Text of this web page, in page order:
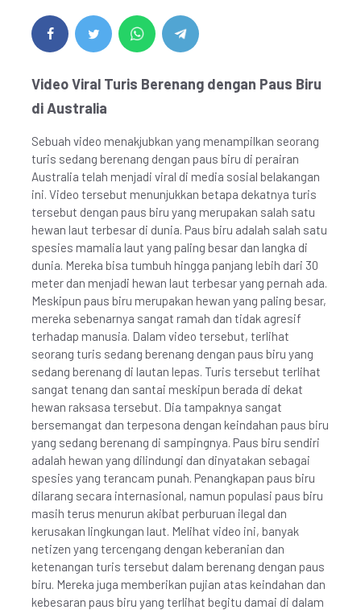
Video Viral Turis Berenang dengan Paus Biru
di Australia
Sebuah video menakjubkan yang menampilkan seorang
turis sedang berenang dengan paus biru di perairan
Australia telah menjadi viral di media sosial belakangan
ini. Video tersebut menunjukkan betapa dekatnya turis
tersebut dengan paus biru yang merupakan salah satu
hewan laut terbesar di dunia. Paus biru adalah salah satu
spesies mamalia laut yang paling besar dan langka di
dunia. Mereka bisa tumbuh hingga panjang lebih dari 30
meter dan menjadi hewan laut terbesar yang pernah ada.
Meskipun paus biru merupakan hewan yang paling besar,
mereka sebenarnya sangat ramah dan tidak agresif
terhadap manusia. Dalam video tersebut, terlihat
seorang turis sedang berenang dengan paus biru yang
sedang berenang di lautan lepas. Turis tersebut terlihat
sangat tenang dan santai meskipun berada di dekat
hewan raksasa tersebut. Dia tampaknya sangat
bersemangat dan terpesona dengan keindahan paus biru
yang sedang berenang di sampingnya. Paus biru sendiri
adalah hewan yang dilindungi dan dinyatakan sebagai
spesies yang terancam punah. Penangkapan paus biru
dilarang secara internasional, namun populasi paus biru
masih terus menurun akibat perburuan ilegal dan
kerusakan lingkungan laut. Melihat video ini, banyak
netizen yang tercengang dengan keberanian dan
ketenangan turis tersebut dalam berenang dengan paus
biru. Mereka juga memberikan pujian atas keindahan dan
kebesaran paus biru yang terlihat begitu damai di dalam